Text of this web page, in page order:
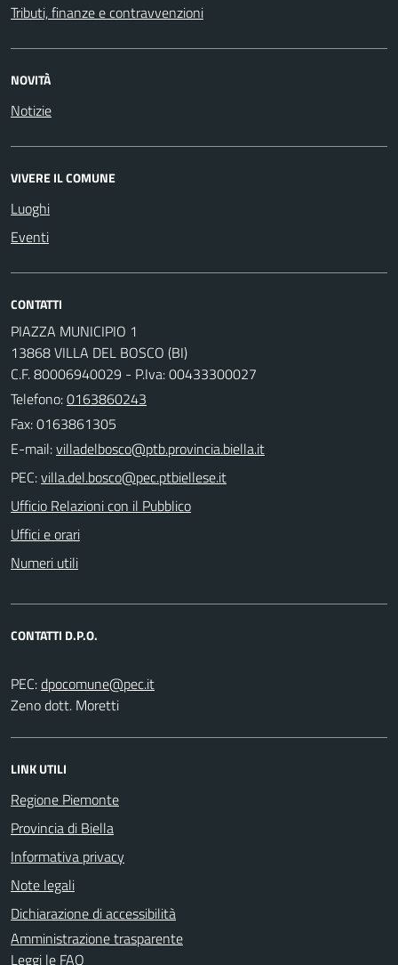
Tributi, finanze e contravvenzioni
NOVITÀ
Notizie
VIVERE IL COMUNE
Luoghi
Eventi
CONTATTI
PIAZZA MUNICIPIO 1
13868 VILLA DEL BOSCO (BI)
C.F. 80006940029 - P.Iva: 00433300027
Telefono:0163860243
Fax: 0163861305
E-mail:
PEC:
Ufficio Relazioni con il Pubblico
Uffici e orari
Numeri utili
CONTATTI D.P.O.
PEC:
Zeno dott. Moretti
LINK UTILI
Regione Piemonte
Provincia di Biella
Informativa privacy
Note legali
Dichiarazione di accessibilità
Amministrazione trasparente
Leggi le FAQ